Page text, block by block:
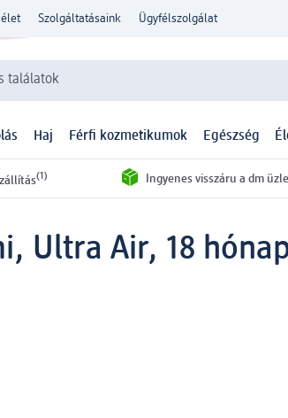
élet Szolgáltatásaink Ügyfélszolgálat
találatok
Haj Férfi kozmetikumok Egészség
(1) Ingyenes visszáru a dm
Ultra Air, 18